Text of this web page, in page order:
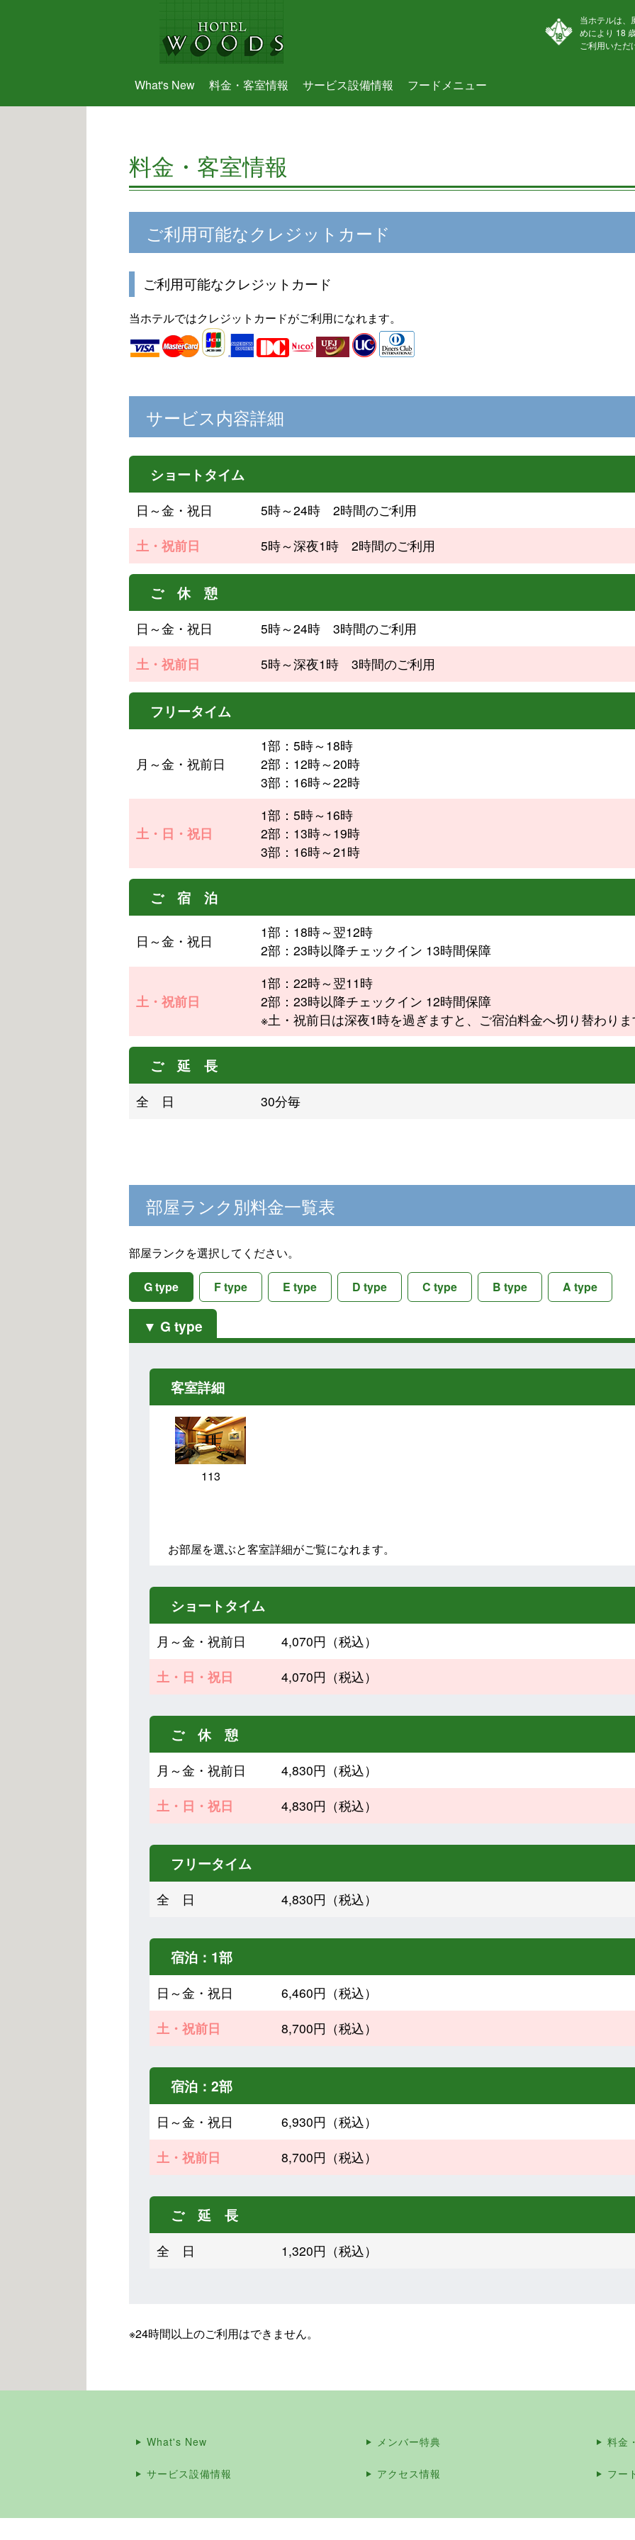
当ホテルは、
めにより 18
ご利用いただ
What's New 料金・客室情報 サービス設備情報 フードメニュー
料金・客室情報
ご利用可能なクレジットカード
ご利用可能なクレジットカード
当ホテルではクレジットカードがご利用になれます。
サービス内容詳細
ショートタイム
日～金・祝日
5時～24時 2時間のご利用
土・祝前日
5時～深夜1時 2時間のご利用
ご 休 憩
日～金・祝日
5時～24時 3時間のご利用
土・祝前日
5時～深夜1時 3時間のご利用
フリータイム
月～金・祝前日
1部：5時～18時
2部：12時～20時
3部：16時～22時
土・日・祝日
1部：5時～16時
2部：13時～19時
3部：16時～21時
ご 宿 泊
日～金・祝日
1部：18時～翌12時
2部：23時以降チェックイン 13時間保障
土・祝前日
1部：22時～翌11時
2部：23時以降チェックイン 12時間保障
※土・祝前日は深夜1時を過ぎますと、ご宿泊料金へ切り替わり
ご 延 長
全 日 30分毎
部屋ランク別料金一覧表
部屋ランクを選択してください。
G type F type E type D type C type B type A type
G type
客室詳細
113
お部屋を選ぶと客室詳細がご覧になれます。
ショートタイム
月～金・祝前日
4,070円（税込）
土・日・祝日
4,070円（税込）
ご 休 憩
月～金・祝前日
4,830円（税込）
土・日・祝日
4,830円（税込）
フリータイム
全 日 4,830円（税込）
宿泊：1部
日～金・祝日
6,460円（税込）
土・祝前日
8,700円（税込）
宿泊：2部
日～金・祝日
6,930円（税込）
土・祝前日
8,700円（税込）
ご 延 長
全 日 1,320円（税込）
※24時間以上のご利用はできません。
What's New メンバー特典 料金
サービス設備情報 アクセス情報 フー